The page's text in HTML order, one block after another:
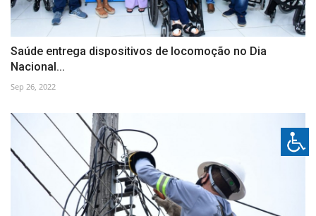
Saúde entrega dispositivos de locomoção no Dia
Nacional...
Sep 26, 2022